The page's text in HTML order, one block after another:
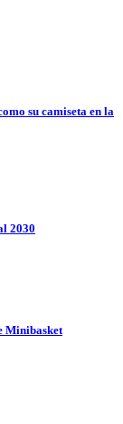
su camiseta en la
2030
Minibasket